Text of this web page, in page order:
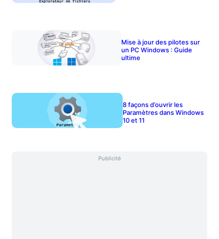
Mise à jour des pilotes sur
un PC Windows : Guide
ultime
8 façons d’ouvrir les
Paramètres dans Windows
10 et 11
Publicité